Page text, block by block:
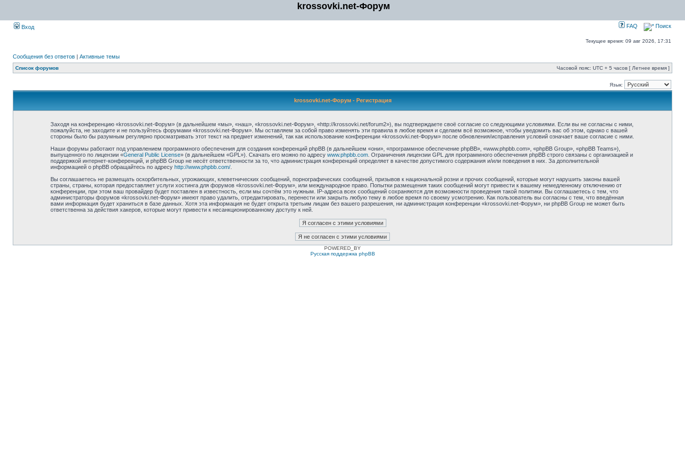
krossovki.net-Форум
Вход FAQ Поиск
Текущее время: 09 авг 2026, 17:31
Сообщения без ответов | Активные темы
Список форумов Часовой пояс: UTC + 5 часов [ Летнее время ]
Язык:
krossovki.net-Форум - Регистрация
Заходя на конференцию «krossovki.net-Форум» (в дальнейшем «мы», «наш», «krossovki.net-Форум», «http://krossovki.net/forum2»), вы подтверждаете своё согласие со следующими условиями. Если вы не согласны с ними,
пожалуйста, не заходите и не пользуйтесь форумами «krossovki.net-Форум». Мы оставляем за собой право изменять эти правила в любое время и сделаем всё возможное, чтобы уведомить вас об этом, однако с вашей
стороны было бы разумным регулярно просматривать этот текст на предмет изменений, так как использование конференции «krossovki.net-Форум» после обновления/исправления условий означает ваше согласие с ними.
Наши форумы работают под управлением программного обеспечения для создания конференций phpBB (в дальнейшем «они», «программное обеспечение phpBB», «www.phpbb.com», «phpBB Group», «phpBB Teams»),
выпущенного по лицензии «General Public License» (в дальнейшем «GPL»). Скачать его можно по адресу www.phpbb.com. Ограничения лицензии GPL для программного обеспечения phpBB строго связаны с организацией и
поддержкой интернет-конференций, и phpBB Group не несёт ответственности за то, что администрация конференций определяет в качестве допустимого содержания и/или поведения в них. За дополнительной
информацией о phpBB обращайтесь по адресу http://www.phpbb.com/.
Вы соглашаетесь не размещать оскорбительных, угрожающих, клеветнических сообщений, порнографических сообщений, призывов к национальной розни и прочих сообщений, которые могут нарушить законы вашей
страны, страны, которая предоставляет услуги хостинга для форумов «krossovki.net-Форум», или международное право. Попытки размещения таких сообщений могут привести к вашему немедленному отключению от
конференции, при этом ваш провайдер будет поставлен в известность, если мы сочтём это нужным. IP-адреса всех сообщений сохраняются для возможности проведения такой политики. Вы соглашаетесь с тем, что
администраторы форумов «krossovki.net-Форум» имеют право удалить, отредактировать, перенести или закрыть любую тему в любое время по своему усмотрению. Как пользователь вы согласны с тем, что введённая
вами информация будет храниться в базе данных. Хотя эта информация не будет открыта третьим лицам без вашего разрешения, ни администрация конференции «krossovki.net-Форум», ни phpBB Group не может быть
ответственна за действия хакеров, которые могут привести к несанкционированному доступу к ней.
POWERED_BY
Русская поддержка phpBB